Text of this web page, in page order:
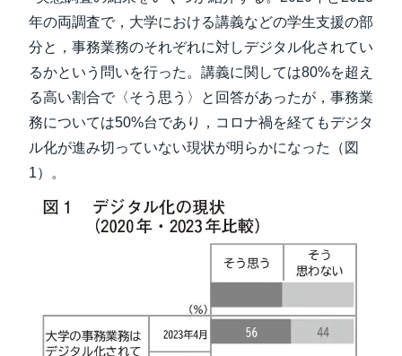
年の両調査で，大学における講義などの学生支援の部
分と，事務業務のそれぞれに対しデジタル化されてい
るかという問いを行った。講義に関しては80%を超え
る高い割合で〈そう思う〉と回答があったが，事務業
務については50%台であり，コロナ禍を経てもデジタ
ル化が進み切っていない現状が明らかになった（図
1）。